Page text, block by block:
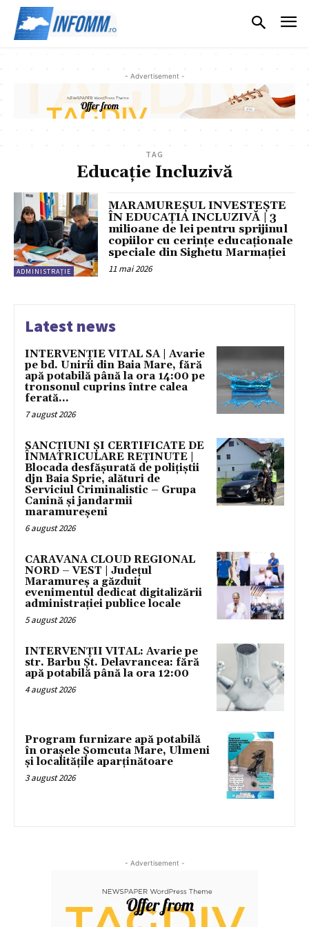
- Advertisement -
TAG
Educație Incluzivă
ADMINISTRAȚIE
MARAMUREȘUL INVESTEȘTE
ÎN EDUCAȚIA INCLUZIVĂ | 3
milioane de lei pentru sprijinul
copiilor cu cerințe educaționale
speciale din Sighetu Marmației
11 mai 2026
Latest news
INTERVENȚIE VITAL SA | Avarie
pe bd. Unirii din Baia Mare, fără
apă potabilă până la ora 14:00 pe
tronsonul cuprins între calea
ferată...
7 august 2026
SANCȚIUNI ȘI CERTIFICATE DE
ÎNMATRICULARE REȚINUTE |
Blocada desfășurată de polițiștii
djn Baia Sprie, alături de
Serviciul Criminalistic – Grupa
Canină și jandarmii
maramureșeni
6 august 2026
CARAVANA CLOUD REGIONAL
NORD – VEST | Județul
Maramureș a găzduit
evenimentul dedicat digitalizării
administrației publice locale
5 august 2026
INTERVENȚII VITAL: Avarie pe
str. Barbu Șt. Delavrancea: fără
apă potabilă până la ora 12:00
4 august 2026
Program furnizare apă potabilă
în orașele Șomcuta Mare, Ulmeni
și localitățile aparținătoare
3 august 2026
- Advertisement -